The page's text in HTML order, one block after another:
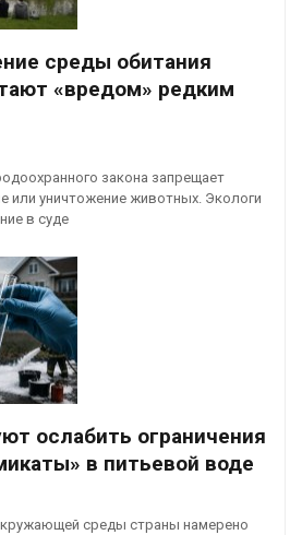
среды обитания
«вредом» редким
закона запрещает
или уничтожение животных. Экологи
в суде
ослабить ограничения
в питьевой воде
среды страны намерено